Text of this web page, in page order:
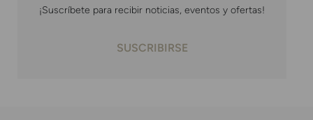
¡Suscríbete para recibir noticias, eventos y ofertas!
SUSCRIBIRSE